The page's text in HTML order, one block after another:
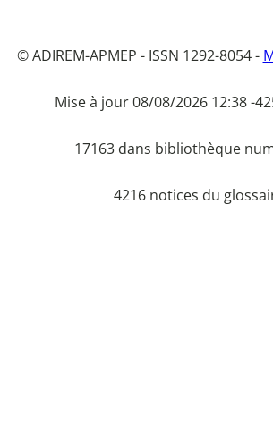
© ADIREM-APMEP - ISSN 1292-8054 -
Mise à jour 08/08/2026 12:38 -
17163 dans bibliothèque
4216 notices du